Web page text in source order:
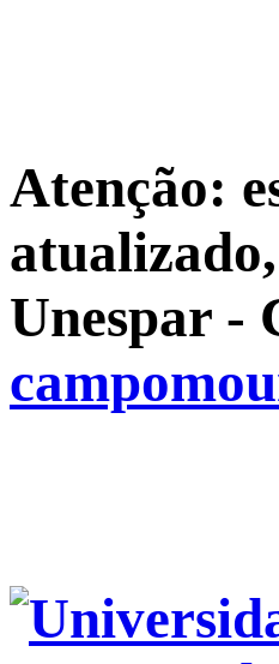
Atenção:
Unespar -